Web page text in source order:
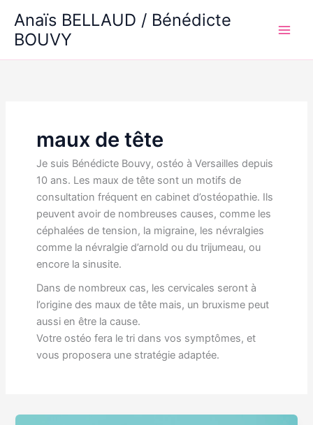
contenu
Anaïs BELLAUD / Bénédicte
BOUVY
maux de tête
Je suis Bénédicte Bouvy, ostéo à Versailles depuis
10 ans. Les maux de tête sont un motifs de
consultation fréquent en cabinet d’ostéopathie. Ils
peuvent avoir de nombreuses causes, comme les
céphalées de tension, la migraine, les névralgies
comme la névralgie d’arnold ou du trijumeau, ou
encore la sinusite.
Dans de nombreux cas, les cervicales seront à
l’origine des maux de tête mais, un bruxisme peut
aussi en être la cause.
Votre ostéo fera le tri dans vos symptômes, et
vous proposera une stratégie adaptée.